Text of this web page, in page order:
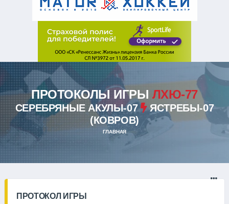
ПРОТОКОЛЫ ИГРЫ ЛХЮ-77
СЕРЕБРЯНЫЕ АКУЛЫ-07
ЯСТРЕБЫ-07
(КОВРОВ)
ГЛАВНАЯ
ПРОТОКОЛ ИГРЫ